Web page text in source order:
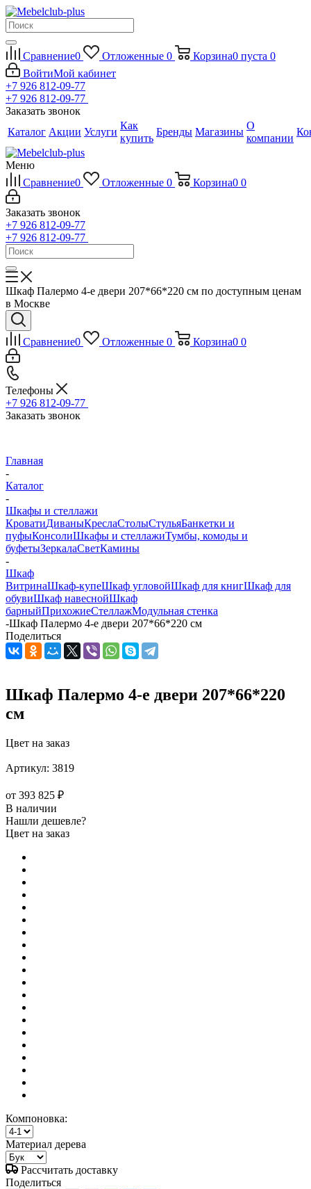
Сравнение0 Отложенные 0 Корзина0 пуста 0
ВойтиМой кабинет
+7 926 812-09-77
+7 926 812-09-77
Заказать звонок
Каталог Акции Услуги
Как
купить
Бренды Магазины
О
компании
Меню
Сравнение0 Отложенные 0 Корзина0 0
Заказать звонок
+7 926 812-09-77
+7 926 812-09-77
Шкаф Палермо 4-е двери 207*66*220 см по доступным ценам
в Москве
Сравнение0 Отложенные 0 Корзина0 0
Телефоны
+7 926 812-09-77
Заказать звонок
Главная
-
Каталог
-
Шкафы и стеллажи
КроватиДиваныКреслаСтолыСтульяБанкетки и
пуфыКонсолиШкафы и стеллажиТумбы, комоды и
буфетыЗеркалаСветКамины
-
Шкаф
ВитринаШкаф-купеШкаф угловойШкаф для книгШкаф для
обувиШкаф навеснойШкаф
барныйПрихожиеСтеллажМодульная стенка
-Шкаф Палермо 4-е двери 207*66*220 см
Поделиться
Шкаф Палермо 4-е двери 207*66*220
см
Цвет на заказ
Артикул: 3819
от 393 825 ₽
В наличии
Нашли дешевле?
Цвет на заказ
Компоновка:
Материал дерева
Рассчитать доставку
Поделиться